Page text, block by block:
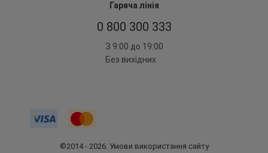
Гаряча лінія
0 800 300 333
З 9:00 до 19:00
Без вихідних
©2014 - 2026. Умови використання сайту